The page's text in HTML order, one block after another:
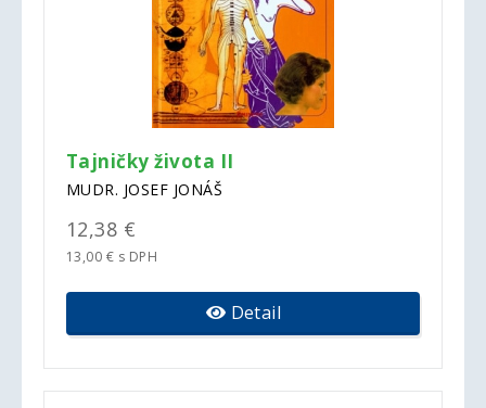
Tajničky života II
MUDR. JOSEF JONÁŠ
12,38 €
13,00 € s DPH
Detail